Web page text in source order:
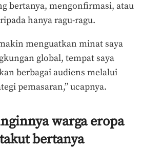
bertanya, mengonfirmasi, atau
hanya ragu-ragu.
menguatkan minat saya
global, tempat saya
berbagai audiens melalui
pemasaran,” ucapnya.
warga eropa
bertanya